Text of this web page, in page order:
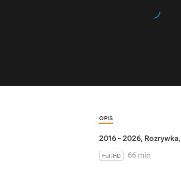
OPIS
2016 - 2026, Rozrywka,
Full HD
66 min